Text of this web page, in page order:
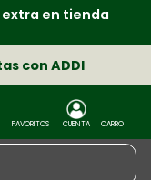
extra en tienda
con ADDI